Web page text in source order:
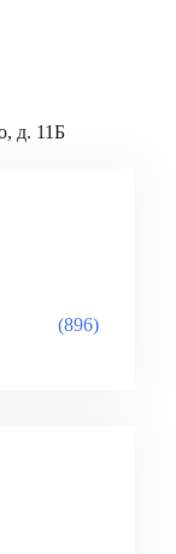
д. 11Б
(896)